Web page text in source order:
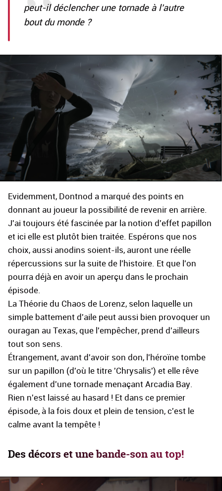
peut-il déclencher une tornade à l'autre
bout du monde ?
Evidemment, Dontnod a marqué des points en
donnant au joueur la possibilité de revenir en arrière.
J'ai toujours été fascinée par la notion d'effet papillon
et ici elle est plutôt bien traitée. Espérons que nos
choix, aussi anodins soient-ils, auront une réelle
répercussions sur la suite de l'histoire. Et que l'on
pourra déjà en avoir un aperçu dans le prochain
épisode.
La Théorie du Chaos de Lorenz, selon laquelle un
simple battement d'aile peut aussi bien provoquer un
ouragan au Texas, que l'empêcher, prend d'ailleurs
tout son sens.
Étrangement, avant d'avoir son don, l'héroïne tombe
sur un papillon (d'où le titre 'Chrysalis') et elle rêve
également d'une tornade menaçant Arcadia Bay.
Rien n'est laissé au hasard ! Et dans ce premier
épisode, à la fois doux et plein de tension, c'est le
calme avant la tempête !
Des décors et une bande-son au top!